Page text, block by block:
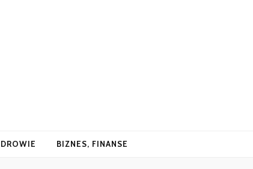
BIZNES, FINANSE